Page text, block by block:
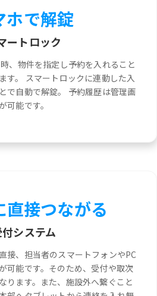
ホで解錠
ートロック
、物件を指定し予約を入れること
す。 スマートロックに連動した入
で自動で解錠。 予約履歴は管理画
可能です。
直接つながる
システム
接、担当者のスマートフォンやPC
可能です。そのため、受付や取次
ります。また、施設外へ繋ぐこと